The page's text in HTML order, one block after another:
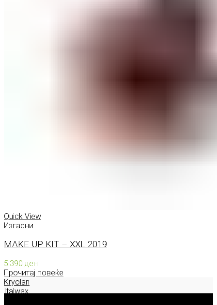
Quick View
Изгасни
MAKE UP KIT – XXL 2019
5.390 ден
Прочитај повеќе
Kryolan
Italwax